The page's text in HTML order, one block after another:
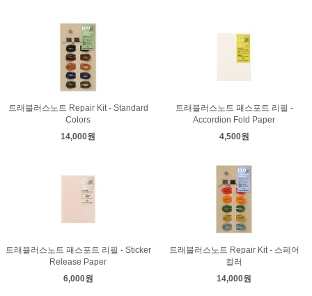
트래블러스노트 Repair Kit - Standard
Colors
14,000원
트래블러스노트 패스포트 리필 -
Accordion Fold Paper
4,500원
트래블러스노트 패스포트 리필 - Sticker
Release Paper
6,000원
트래블러스노트 Repair Kit - 스페어
컬러
14,000원